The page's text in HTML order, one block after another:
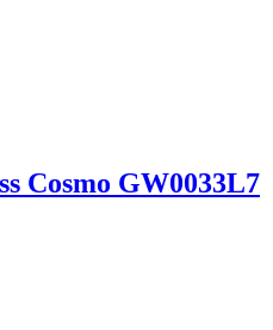
Cosmo GW0033L7